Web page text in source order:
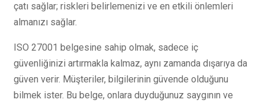
çatı sağlar; riskleri belirlemenizi ve en etkili önlemleri
almanızı sağlar.
ISO 27001 belgesine sahip olmak, sadece iç
güvenliğinizi artırmakla kalmaz, aynı zamanda dışarıya da
güven verir. Müşteriler, bilgilerinin güvende olduğunu
bilmek ister. Bu belge, onlara duyduğunuz saygının ve